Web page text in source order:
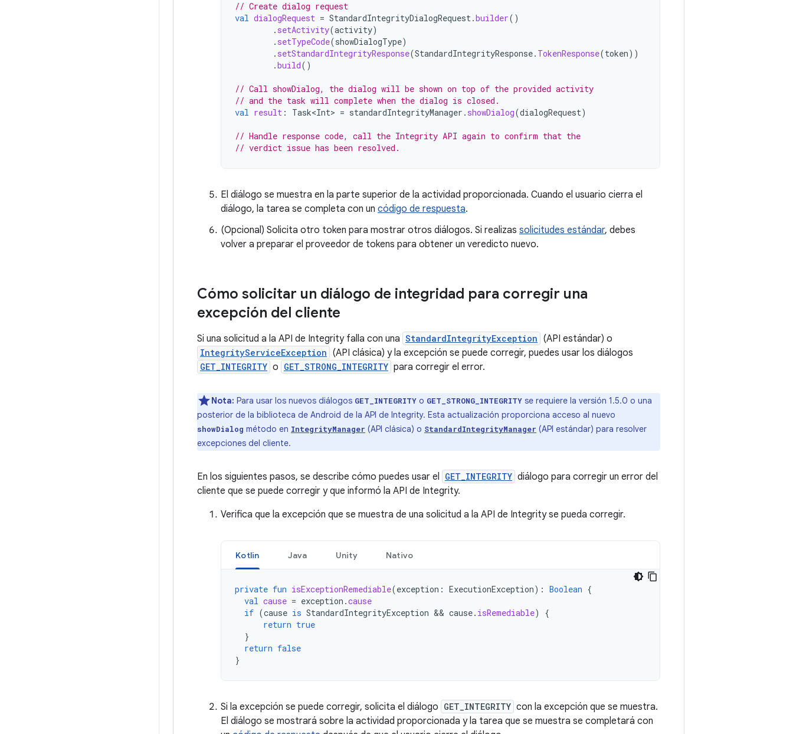
// Create dialog request
val dialogRequest = StandardIntegrityDialogRequest.builder()
. setActivity(activity)
. setTypeCode(showDialogType)
. setStandardIntegrityResponse(StandardIntegrityResponse. TokenResponse(token))
.build()
// Call showDialog, the dialog will be shown on top of the provided activity
// and the task will complete when the dialog is closed.
val result : Task<Int> = standardIntegrityManager . showDialog(dialogRequest)
// Handle response code, call the Integrity API again to confirm that the
// verdict issue has been resolved.
El diálogo se muestra en la parte superior de la actividad proporcionada. Cuando el usuario cierra el
diálogo, la tarea se completa con un código de respuesta.
(Opcional) Solicita otro token para mostrar otros diálogos. Si realizas solicitudes estándar, debes
volver a preparar el proveedor de tokens para obtener un veredicto nuevo.
Cómo solicitar un diálogo de integridad para corregir una
excepción del cliente
Si una solicitud a la API de Integrity falla con una StandardIntegrityException (API estándar) o
IntegrityServiceException (API clásica) y la excepción se puede corregir, puedes usar los diálogos
GET_INTEGRITY o GET_STRONG_INTEGRITY para corregir el error.
Nota: Para usar los nuevos diálogos GET_INTEGRITY o GET_STRONG_INTEGRITY se requiere la versión 1.5.0 o una
posterior de la biblioteca de Android de la API de Integrity. Esta actualización proporciona acceso al nuevo
showDialog método en IntegrityManager (API clásica) o StandardIntegrityManager (API estándar) para resolver
excepciones del cliente.
En los siguientes pasos, se describe cómo puedes usar el GET_INTEGRITY diálogo para corregir un error del
cliente que se puede corregir y que informó la API de Integrity.
Verifica que la excepción que se muestra de una solicitud a la API de Integrity se pueda corregir.
Kotlin Java Unity Nativo
private fun isExceptionRemediable(exception : ExecutionException): Boolean {
val cause = exception .cause
if (cause is StandardIntegrityException && cause. isRemediable)
{
return true
}
return false
}
Si la excepción se puede corregir, solicita el diálogo GET_INTEGRITY con la excepción que se muestra.
El diálogo se mostrará sobre la actividad proporcionada y la tarea que se muestra se completará con